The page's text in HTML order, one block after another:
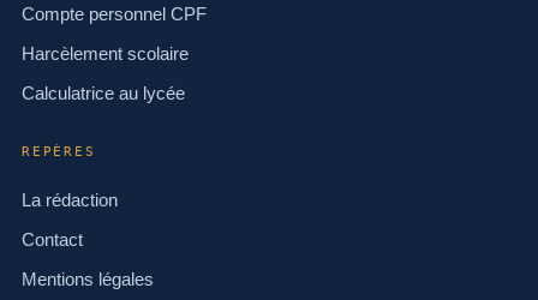
Compte personnel CPF
Harcèlement scolaire
Calculatrice au lycée
REPÈRES
La rédaction
Contact
Mentions légales